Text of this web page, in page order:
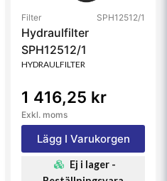
Filter SPH12512/1
Hydraulfilter
SPH12512/1
HYDRAULFILTER
1 416,25 kr
Exkl. moms
Lägg I Varukorgen
Ej i lager -